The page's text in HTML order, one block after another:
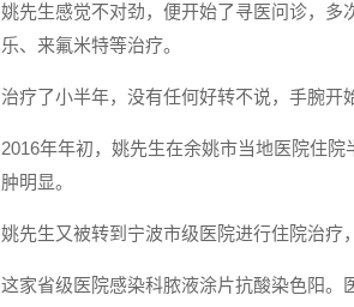
姚先生感觉不对劲，便开始了寻医问诊，多
乐、来氟米特等治疗。
治疗了小半年，没有任何好转不说，手腕开
2016年年初，姚先生在余姚市当地医院住
肿明显。
姚先生又被转到宁波市级医院进行住院治疗
这家省级医院感染科脓液涂片抗酸染色阳